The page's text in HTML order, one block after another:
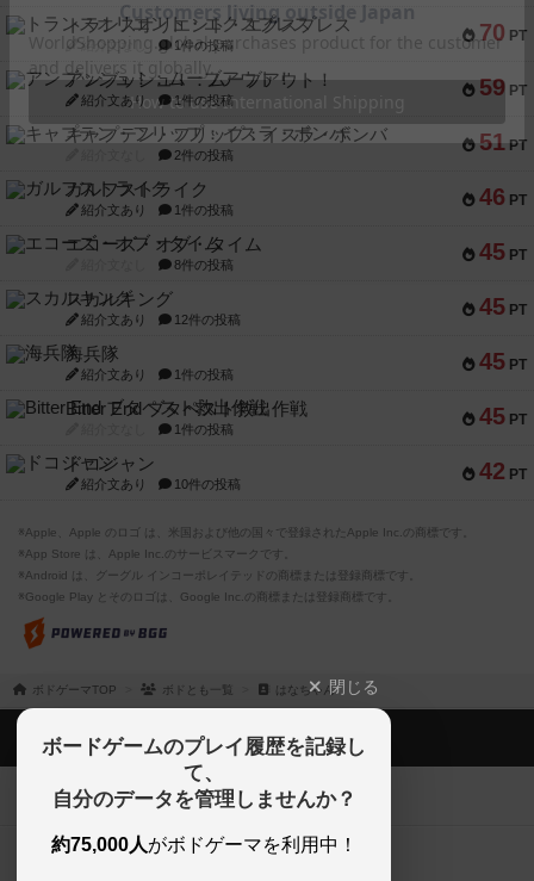
70 PT
トランスオリエント・エクスプレス
紹介文なし 1件の投稿
59 PT
アンブッシュ！：ムーブアウト！
紹介文あり 1件の投稿
51 PT
キャプテン・フリップ：イスラ・ボンバ
2件の投稿
46 PT
ガルフストライク
紹介文あり 1件の投稿
45 PT
エコーズ・オブ・タイム
8件の投稿
45 PT
スカルキング
紹介文あり 12件の投稿
45 PT
海兵隊
紹介文あり 1件の投稿
45 PT
Bitter End ブタペスト救出作戦
1件の投稿
42 PT
ドコジャン
紹介文あり 10件の投稿
※Apple、Apple のロゴ は、米国および他の国々で登録されたApple Inc.の商標です。
※App Store は、Apple Inc.のサービスマークです。
※Android は、グーグル インコーポレイテッドの商標または登録商標です。
※Google Play とそのロゴは、Google Inc.の商標または登録商標です。
ボドゲーマTOP ボドとも一覧 はなちゃん閉じる
ボードゲームのプレイ履歴を記録し
て、
自分のデータを管理しませんか？
約75,000人がボドゲーマを利用中！
ボドゲーマTOP
ボードゲームを検索する
ボードゲームの新着レビュー